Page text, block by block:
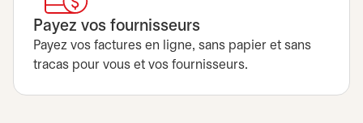
Payez vos fournisseurs
Payez vos factures en ligne, sans papier et sans
tracas pour vous et vos fournisseurs.